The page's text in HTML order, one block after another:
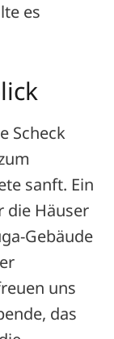
es
Scheck
sanft. Ein
die Häuser
Gebäude
uns
das